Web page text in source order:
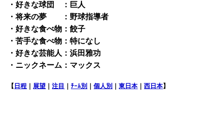
・好きな球団 ：巨人
・将来の夢 ：野球指導者
・好きな食べ物：餃子
・苦手な食べ物：特になし
・好きな芸能人：浜田雅功
・ニックネーム：マックス
【 日程 ｜ 展望 ｜注目 ｜ﾁｰﾑ別 ｜個人別 ｜東日本 ｜西日本】